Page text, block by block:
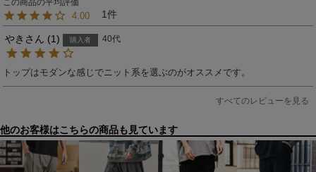
4.00 1
やき 1 購入者 40代
トップはモダンな感じでニット系を選ぶのがオススメです。
すべてのレビューを見る
他のお客様はこちらの商品も見ています